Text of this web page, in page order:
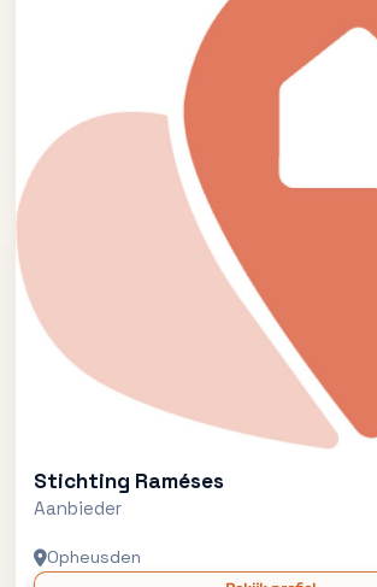
Stichting Raméses
Aanbieder
Opheusden